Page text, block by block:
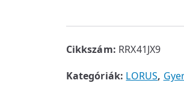
Cikkszám: RRX41JX9
Kategóriák: LORUS,